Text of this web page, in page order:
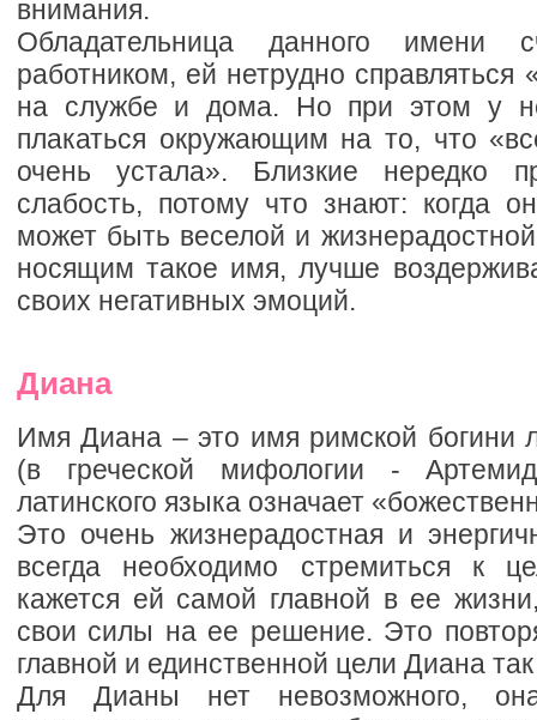
внимания.
Обладательница данного имени
работником, ей нетрудно
на службе и дома. Но при этом у
плакаться окружающим на то, что
очень устала». Близкие нередко
слабость, потому что знают: когда
может быть веселой и
носящим такое имя, лучше
своих негативных эмоций.
Диана
Имя Диана – это имя римской богини
(в греческой мифологии -
латинского языка означает
Это очень жизнерадостная и
всегда необходимо стремиться к
кажется ей самой главной в ее
свои силы на ее решение. Это
главной и единственной цели Диана
Для Дианы нет невозможного,